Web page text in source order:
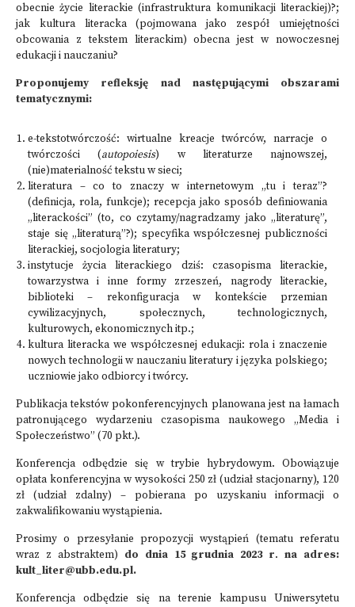
obecnie życie literackie (infrastruktura komunikacji literackiej)?;
jak kultura literacka (pojmowana jako zespół umiejętności
obcowania z tekstem literackim) obecna jest w nowoczesnej
edukacji i nauczaniu?
Proponujemy refleksję nad następującymi obszarami
tematycznymi:
e-tekstotwórczość: wirtualne kreacje twórców, narracje o
twórczości (autopoiesis) w literaturze najnowszej,
(nie)materialność tekstu w sieci;
literatura – co to znaczy w internetowym „tu i teraz”?
(definicja, rola, funkcje); recepcja jako sposób definiowania
„literackości” (to, co czytamy/nagradzamy jako „literaturę”,
staje się „literaturą”?); specyfika współczesnej publiczności
literackiej, socjologia literatury;
instytucje życia literackiego dziś: czasopisma literackie,
towarzystwa i inne formy zrzeszeń, nagrody literackie,
biblioteki – rekonfiguracja w kontekście przemian
cywilizacyjnych, społecznych, technologicznych,
kulturowych, ekonomicznych itp.;
kultura literacka we współczesnej edukacji: rola i znaczenie
nowych technologii w nauczaniu literatury i języka polskiego;
uczniowie jako odbiorcy i twórcy.
Publikacja tekstów pokonferencyjnych planowana jest na łamach
patronującego wydarzeniu czasopisma naukowego „Media i
Społeczeństwo” (70 pkt.).
Konferencja odbędzie się w trybie hybrydowym. Obowiązuje
opłata konferencyjna w wysokości 250 zł (udział stacjonarny), 120
zł (udział zdalny) – pobierana po uzyskaniu informacji o
zakwalifikowaniu wystąpienia.
Prosimy o przesyłanie propozycji wystąpień (tematu referatu
wraz z abstraktem) do dnia 15 grudnia 2023 r.na adres:
kult_liter@ubb.edu.pl.
Konferencja odbędzie się na terenie kampusu Uniwersytetu